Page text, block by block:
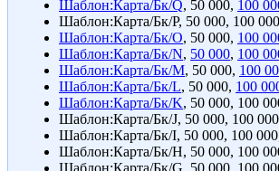
Шаблон:Карта/Бк/Q, 50 000, 100
Шаблон:Карта/Бк/P, 50 000, 100 000
Шаблон:Карта/Бк/O, 50 000, 100
Шаблон:Карта/Бк/N, 50 000, 100
Шаблон:Карта/Бк/M, 50 000, 100
Шаблон:Карта/Бк/L, 50 000, 100
Шаблон:Карта/Бк/K, 50 000, 100
Шаблон:Карта/Бк/J, 50 000, 100 000
Шаблон:Карта/Бк/I, 50 000, 100 000
Шаблон:Карта/Бк/H, 50 000, 100
Шаблон:Карта/Бк/G, 50 000, 100